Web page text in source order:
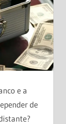
e a
de